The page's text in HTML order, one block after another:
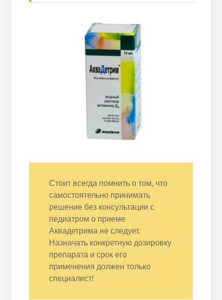
Стоит всегда помнить о том, что
самостоятельно принимать
решение без консультации с
педиатром о приеме
Аквадетрима не следует.
Назначать конкретную дозировку
препарата и срок его
применения должен только
специалист!